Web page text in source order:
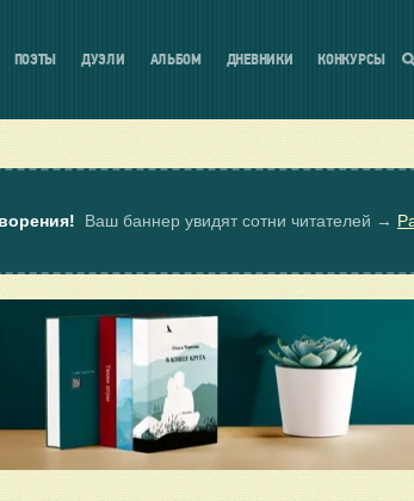
ПОЭТЫ ДУЭЛИ АЛЬБОМ ДНЕВНИКИ КОНКУРСЫ
Ваш баннер увидят сотни читателей →